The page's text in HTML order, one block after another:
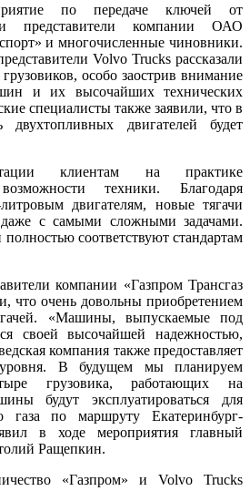
по передаче ключей от
представители компании ОАО
и многочисленные чиновники.
Volvo Trucks рассказали
особо заострив внимание
и их высочайших технических
специалисты также заявили, что в
двухтопливных двигателей будет
клиентам на практике
техники. Благодаря
двигателям, новые тягачи
даже с самыми сложными задачами.
соответствуют стандартам
компании «Газпром Трансгаз
что очень довольны приобретением
«Машины, выпускаемые под
своей высочайшей надежностью,
компания также предоставляет
уровня. В будущем мы планируем
грузовика, работающих на
будут эксплуатироваться для
газа по маршруту Екатеринбург-
в ходе мероприятия главный
Ращепкин.
«Газпром» и Volvo Trucks